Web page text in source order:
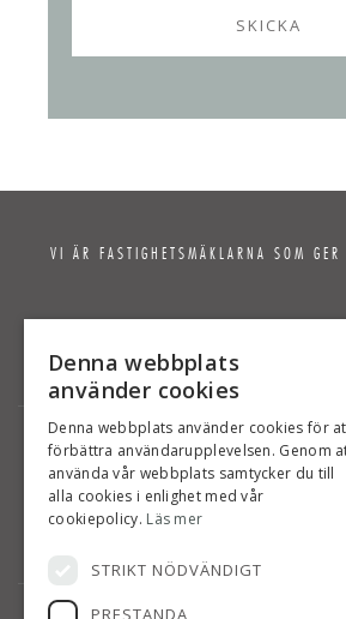
VI ÄR FASTIGHETSMÄKLARNA SOM
TJÄNSTER
BOSTÄDER TILL SALU
SÄLJA BOSTAD
VÄRDERA BOSTAD
Denna webbplats
använder cookies
Denna webbplats använder cookies för
förbättra användarupplevelsen. Genom
använda vår webbplats samtycker du till
alla cookies i enlighet med vår
cookiepolicy. Läs mer
STRIKT NÖDVÄNDIGT
PRESTANDA